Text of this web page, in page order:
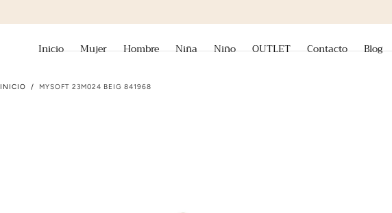
Inicio Mujer Hombre Niña Niño OUTLET Contacto Blog
INICIO / MYSOFT 23M024 BEIG 841968